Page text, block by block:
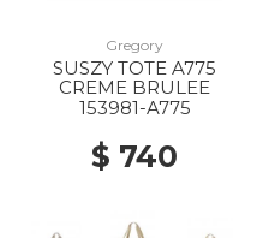
Gregory
SUSZY TOTE A775
CREME BRULEE
153981-A775
$ 740